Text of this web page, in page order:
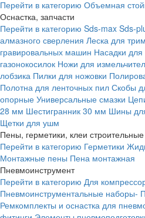
Перейти в категорию Объемная
Оснастка, запчасти
Перейти в категорию Sds-max Sds-
алмазного сверления Леска для
гравировальных машин Насадки
газонокосилок Ножи для
лобзика Пилки для ножовки
Полотна для ленточных пил Скобы
опорные Универсальные смазки
28 мм Шестигранник 30 мм Шины
Щетки для ушм
Пены, герметики, клеи строительные
Перейти в категорию Герметики
Монтажные пены Пена монтажная
Пневмоинструмент
Перейти в категорию Для
Пневмоинструментальные наборы-
Ремкомплекты и оснастка для